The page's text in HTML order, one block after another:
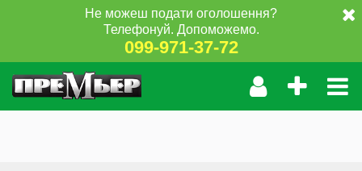
Не можеш подати оголошення?
Телефонуй. Допоможемо.
099-971-37-72